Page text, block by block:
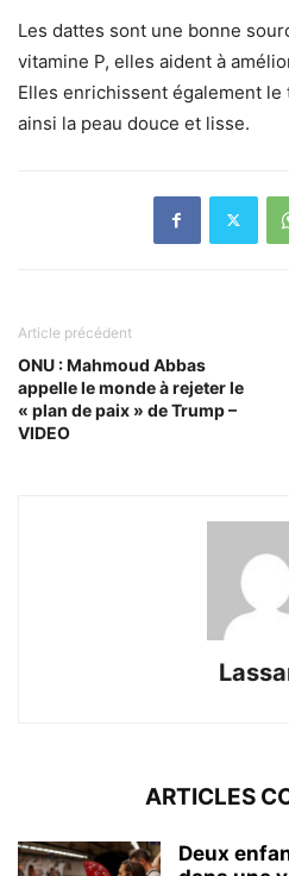
Les dattes sont une bonne
vitamine P, elles aident à
Elles enrichissent également
ainsi la peau douce et lisse.
Article précédent
ONU : Mahmoud Abbas
appelle le monde à rejeter le
« plan de paix » de Trump –
VIDEO
ARTICLES
Deux